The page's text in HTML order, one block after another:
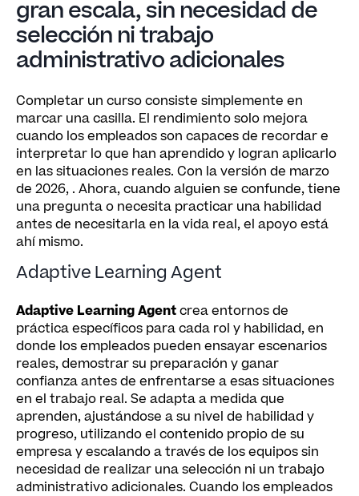
gran escala, sin necesidad de
selección ni trabajo
administrativo adicionales
Completar un curso consiste simplemente en
marcar una casilla. El rendimiento solo mejora
cuando los empleados son capaces de recordar e
interpretar lo que han aprendido y logran aplicarlo
en las situaciones reales. Con la versión de marzo
de 2026, . Ahora, cuando alguien se confunde, tiene
una pregunta o necesita practicar una habilidad
antes de necesitarla en la vida real, el apoyo está
ahí mismo.
Adaptive Learning Agent
Adaptive Learning Agentcrea entornos de
práctica específicos para cada rol y habilidad, en
donde los empleados pueden ensayar escenarios
reales, demostrar su preparación y ganar
confianza antes de enfrentarse a esas situaciones
en el trabajo real. Se adapta a medida que
aprenden, ajustándose a su nivel de habilidad y
progreso, utilizando el contenido propio de su
empresa y escalando a través de los equipos sin
necesidad de realizar una selección ni un trabajo
administrativo adicionales. Cuando los empleados